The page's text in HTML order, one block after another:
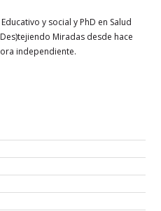
y social y PhD en Salud
Miradas desde hace
independiente.